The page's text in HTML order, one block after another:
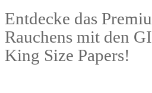
Entdecke das
Rauchens mit den
King Size Papers!